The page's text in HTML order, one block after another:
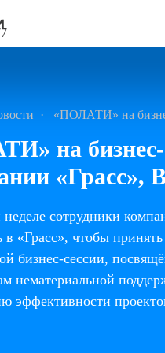
«ПОЛАТИ» на
на бизнес-
«Грасс»,
сотрудники
в «Грасс», чтобы принять
бизнес-сессии,
нематериальной
эффективности